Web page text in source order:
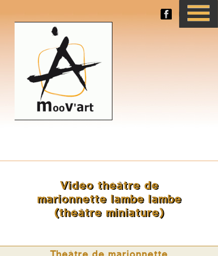
Vidéo théâtre de
marionnette lambe lambe
(théâtre miniature)